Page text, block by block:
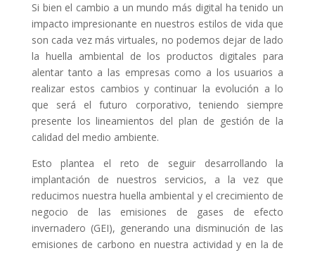
Si bien el cambio a un mundo más digital ha tenido un
impacto impresionante en nuestros estilos de vida que
son cada vez más virtuales, no podemos dejar de lado
la huella ambiental de los productos digitales para
alentar tanto a las empresas como a los usuarios a
realizar estos cambios y continuar la evolución a lo
que será el futuro corporativo, teniendo siempre
presente los lineamientos del plan de gestión de la
calidad del medio ambiente.
Esto plantea el reto de seguir desarrollando la
implantación de nuestros servicios, a la vez que
reducimos nuestra huella ambiental y el crecimiento de
negocio de las emisiones de gases de efecto
invernadero (GEI), generando una disminución de las
emisiones de carbono en nuestra actividad y en la de